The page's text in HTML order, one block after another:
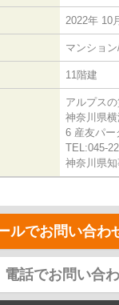
2022年 10
マンショ
11階建
アルプス
神奈川県
6 産友パー
TEL:045-
神奈川県
ルでお問い合わ
電話でお問い合